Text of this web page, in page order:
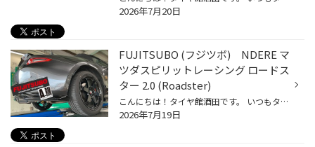
2026年7月20日
FUJITSUBO (フジツボ) NDERE マ
ツダスピリットレーシング ロードス
ター 2.0 (Roadster)
こんにちは！タイヤ館酒田です。 いつもタイヤ館酒田をご利用いただきありがとうございます。 今回は マフラー交換のご紹介です。 車種:NDERE マツダスピリットレーシング ロードスター 2.0 (Roadster) マフラー:FUJITSUBO A-RM (チタニウムモデル) 260-42456 排気効率を追求し、中～高回転域での...
2026年7月19日